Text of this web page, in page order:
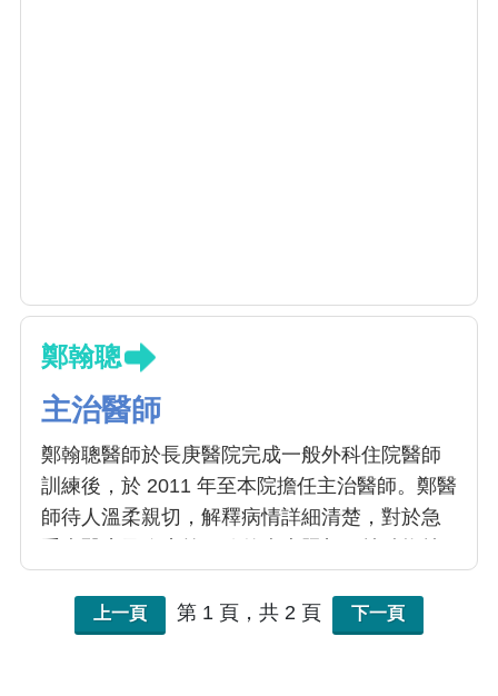
鄭翰聰
主治醫師
鄭翰聰醫師於長庚醫院完成一般外科住院醫師
訓練後，於 2011 年至本院擔任主治醫師。鄭醫
師待人溫柔親切，解釋病情詳細清楚，對於急
症及腹腔鏡手術，複雜性外傷及重症醫療
上一頁 第 1 頁，共 2 頁 下一頁